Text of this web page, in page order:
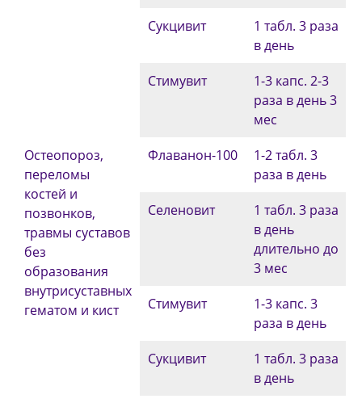
Сукцивит
1 табл. 3 раза
в день
Стимувит
1-3 капс. 2-3
раза в день 3
мес
Остеопороз,
переломы
костей и
позвонков,
травмы суставов
без
образования
внутрисуставных
гематом и кист
Флаванон-100
1-2 табл. 3
раза в день
Селеновит
1 табл. 3 раза
в день
длительно до
3 мес
Стимувит
1-3 капс. 3
раза в день
Сукцивит
1 табл. 3 раза
в день